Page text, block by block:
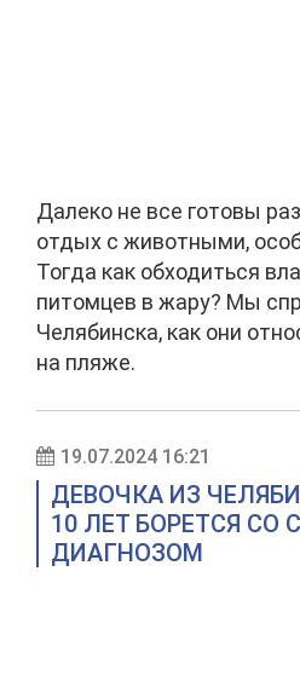
Далеко не все готовы
отдых с животными,
Тогда как обходиться
питомцев в жару? Мы
Челябинска, как они
на пляже.
19.07.2024 16:21
ДЕВОЧКА ИЗ
10 ЛЕТ БОРЕТСЯ
ДИАГНОЗОМ